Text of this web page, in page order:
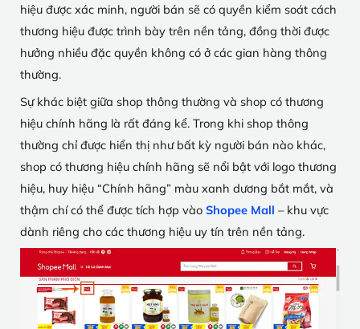
hiệu được xác minh, người bán sẽ có quyền kiểm soát cách
thương hiệu được trình bày trên nền tảng, đồng thời được
hưởng nhiều đặc quyền không có ở các gian hàng thông
thường.
Sự khác biệt giữa shop thông thường và shop có thương
hiệu chính hãng là rất đáng kể. Trong khi shop thông
thường chỉ được hiển thị như bất kỳ người bán nào khác,
shop có thương hiệu chính hãng sẽ nổi bật với logo thương
hiệu, huy hiệu “Chính hãng” màu xanh dương bắt mắt, và
thậm chí có thể được tích hợp vào Shopee Mall – khu vực
dành riêng cho các thương hiệu uy tín trên nền tảng.